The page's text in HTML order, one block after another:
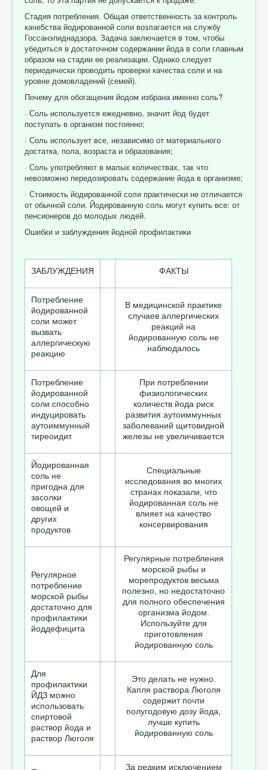
Стадия потребления. Общая ответственность за контроль
каче5ства йодированной соли возлагается на службу
Госсанэпиднадзора. Задача заключается в том, чтобы
убедиться в достаточном содержании йода в соли главным
образом на стадии ее реализации. Однако следует
периодически проводить проверки качества соли и на
уровне домовладений (семей).
Почему для обогащения йодом избрана именно соль?
· Соль используется ежедневно, значит йод будет
поступать в организм постоянно;
· Соль использует все, независимо от материального
достатка, пола, возраста и образования;
· Соль употребляют в малых количествах, так что
невозможно передозировать содержание йода в организме;
· Стоимость йодированной соли практически не отличается
от обычной соли. Йодированную соль могут купить все: от
пенсионеров до молодых людей.
Ошибки и заблуждения йодной профилактики
ЗАБЛУЖДЕНИЯ ФАКТЫ
Потребление
йодированной
соли может
вызвать
аллергическую
реакцию
В медицинской практике
случаев аллергических
реакций на
йодированную соль не
наблюдалось
Потребление
йодированной
соли способно
индуцировать
аутоиммунный
тиреоидит
При потреблении
физиологических
количеств йода риск
развития аутоиммунных
заболеваний щитовидной
железы не увеличивается
Йодированная
соль не
пригодна для
засолки
овощей и
других
продуктов
Специальные
исследования во многих
странах показали, что
йодированная соль не
влияет на качество
консервирования
Регулярное
потребление
морской рыбы
достаточно для
профилактики
йоддефицита
Регулярные потребления
морской рыбы и
морепродуктов весьма
полезно, но недостаточно
для полного обеспечения
организма йодом.
Используйте для
приготовления
йодированную соль
Для
профилактики
ЙДЗ можно
использовать
спиртовой
раствор йода и
раствор Люголя
Это делать не нужно.
Капля раствора Люголя
содержит почти
полугодовую дозу йода,
лучше купить
йодированную соль
За редким исключением